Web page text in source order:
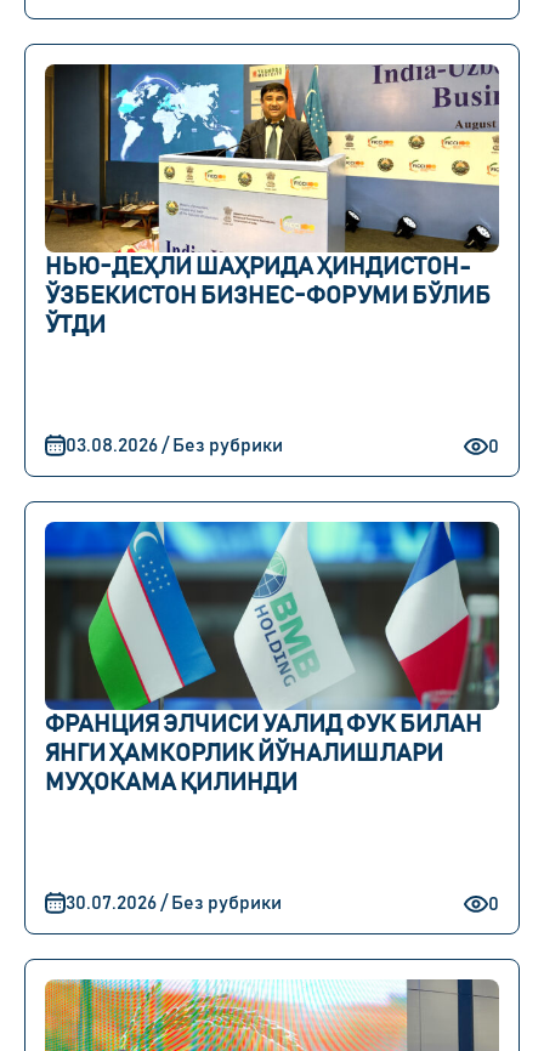
НЬЮ-ДЕҲЛИ ШАҲРИДА ҲИНДИСТОН-
ЎЗБЕКИСТОН БИЗНЕС-ФОРУМИ БЎЛИБ
ЎТДИ
0
03.08.2026 / Без рубрики
ФРАНЦИЯ ЭЛЧИСИ УАЛИД ФУК БИЛАН
ЯНГИ ҲАМКОРЛИК ЙЎНАЛИШЛАРИ
МУҲОКАМА ҚИЛИНДИ
0
30.07.2026 / Без рубрики